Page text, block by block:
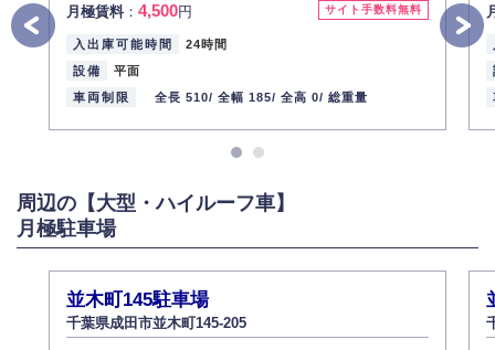
サイト手数料無料
月極賃料： 4,500円
入出庫可能時間
24時間
設備
平面
車両制限
全長 510/ 全幅 185/ 全高 0/ 総重量
周辺の【大型・ハイルーフ車】
月極駐車場
並木町145駐車場
千葉県成田市並木町145-205